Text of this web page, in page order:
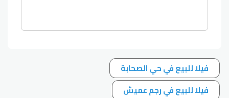
فيلا للبيع في حي الصحابة
فيلا للبيع في رجم عميش